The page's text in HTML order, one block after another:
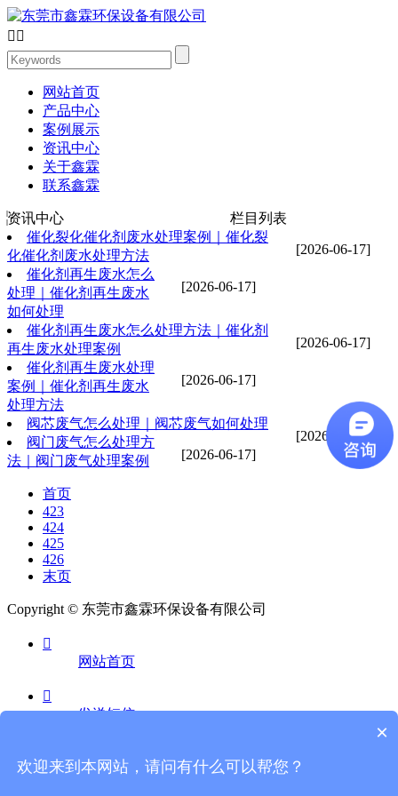
 
网站首页
产品中心
案例展示
资讯中心
关于鑫霖
联系鑫霖
资讯中心 栏目列表
[2026-06-17]
催化裂化催化剂废水处理案例｜催化裂
化催化剂废水处理方法
[2026-06-17]
催化剂再生废水怎么
处理｜催化剂再生废水
如何处理
[2026-06-17]
催化剂再生废水怎么处理方法｜催化剂
再生废水处理案例
[2026-06-17]
催化剂再生废水处理
案例｜催化剂再生废水
处理方法
[2026-06-17]
阀芯废气怎么处理｜阀芯废气如何处理
[2026-06-17]
阀门废气怎么处理方
法｜阀门废气处理案例
首页
423
424
425
426
末页
Copyright © 东莞市鑫霖环保设备有限公司

网站首页

发送短信
电话咨询
×
欢迎来到本网站，请问有什么可以帮您？